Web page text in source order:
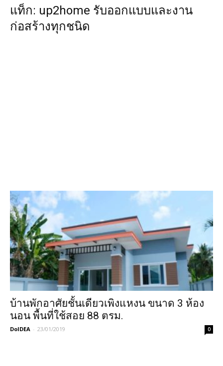
แท็ก: up2home รับออกแบบและงาน
ก่อสร้างทุกชนิด
บ้านพักอาศัยชั้นเดียวเพิงแหงน ขนาด 3 ห้อง
นอน พื้นที่ใช้สอย 88 ตรม.
DoIDEA - 23/01/2019 0